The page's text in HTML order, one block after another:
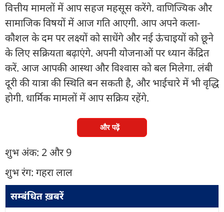
वित्तीय मामलों में आप सहज महसूस करेंगे. वाणिज्यिक और
सामाजिक विषयों में आज गति आएगी. आप अपने कला-
कौशल के दम पर लक्ष्यों को साधेंगे और नई ऊंचाइयों को छूने
के लिए सक्रियता बढ़ाएंगे. अपनी योजनाओं पर ध्यान केंद्रित
करें. आज आपकी आस्था और विश्वास को बल मिलेगा. लंबी
दूरी की यात्रा की स्थिति बन सकती है, और भाईचारे में भी वृद्धि
होगी. धार्मिक मामलों में आप सक्रिय रहेंगे.
और पढ़ें
शुभ अंक: 2 और 9
शुभ रंग: गहरा लाल
सम्बंधित ख़बरें